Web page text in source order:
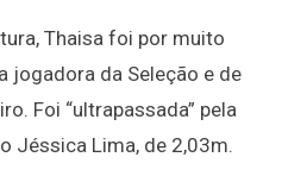
Thaisa foi por muito
jogadora da Seleção e de
Foi “ultrapassada” pela
Jéssica Lima, de 2,03m.